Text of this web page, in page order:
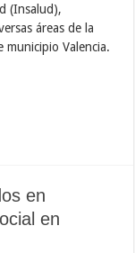
(Insalud),
áreas de la
municipio Valencia.
en
en